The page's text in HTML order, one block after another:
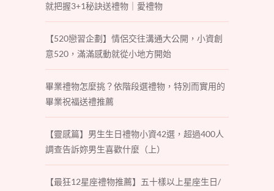
就把握3+1秘訣送禮物｜愛禮物
【520戀習企劃】情侶交往溝通大公開，小資創
意520，滿滿感動就從小地方開始
畢業禮物怎麼挑？依階段選禮物，特別而實用的
畢業祝福送禮推薦
【靈感篇】男生生日禮物小資42選，超過400人
調查告訴妳男生喜歡什麼（上）
【最狂12星座禮物推薦】五十樣以上星座生日/